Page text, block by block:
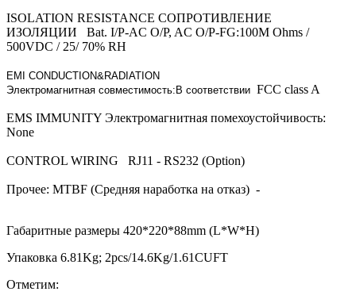
ISOLATION RESISTANCE СОПРОТИВЛЕНИЕ
ИЗОЛЯЦИИ Bat. I/P-AC O/P, AC O/P-FG:100M Ohms /
500VDC / 25/ 70% RH
EMI CONDUCTION&RADIATION
Электромагнитная совместимость:В соответствии FCC class A
EMS IMMUNITY Электромагнитная помехоустойчивость:
None
CONTROL WIRING RJ11 - RS232 (Option)
Прочее: MTBF (Средняя наработка на отказ) -
Габаритные размеры 420*220*88mm (L*W*H)
Упаковка 6.81Kg; 2pcs/14.6Kg/1.61CUFT
Отметим: